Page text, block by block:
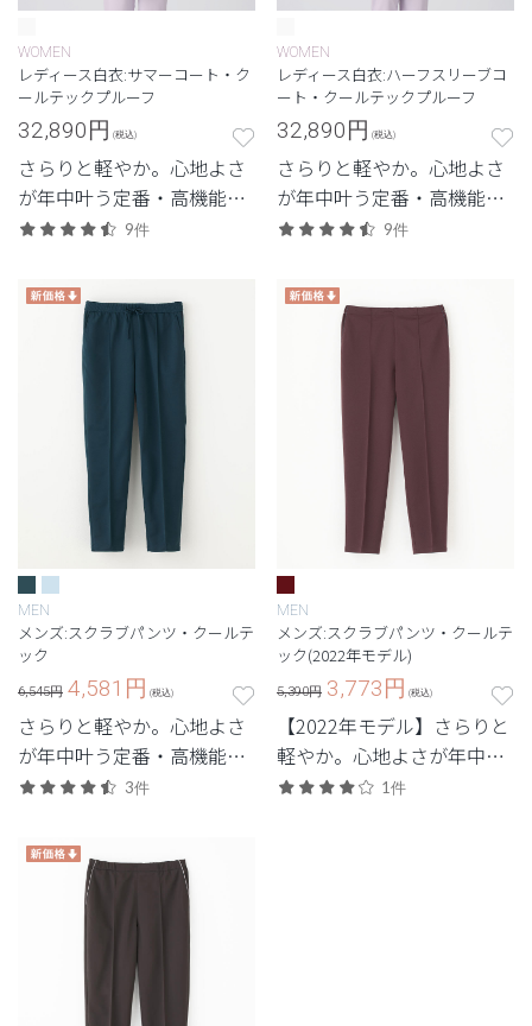
WOMEN
レディース白衣:サマーコート・ク
ールテックプルーフ
32,890円 (税込)
さらりと軽やか。心地よさ
が年中叶う定番・高機能シ
リーズ。
9件
WOMEN
レディース白衣:ハーフスリーブコ
ート・クールテックプルーフ
32,890円 (税込)
さらりと軽やか。心地よさ
が年中叶う定番・高機能シ
リーズ。
9件
MEN
メンズ:スクラブパンツ・クールテ
ック
6,545円 4,581 円 (税込)
さらりと軽やか。心地よさ
が年中叶う定番・高機能シ
リーズ。
3件
MEN
メンズ:スクラブパンツ・クールテ
ック(2022年モデル)
5,390円 3,773円 (税込)
【2022年モデル】さらりと
軽やか。心地よさが年中叶
う定番・高機能シリーズ。
1件